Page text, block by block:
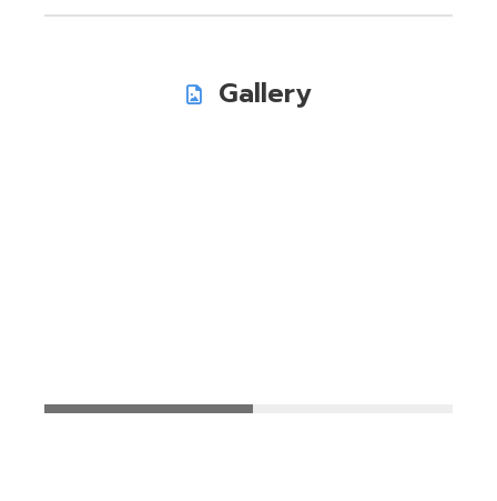
Gallery